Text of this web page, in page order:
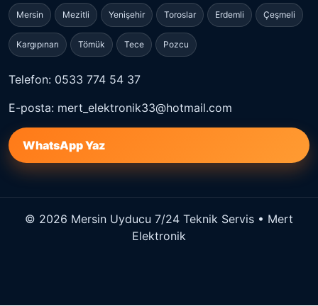
Mersin Mezitli Yenişehir Toroslar Erdemli Çeşmeli
Kargıpınarı Tömük Tece Pozcu
Telefon: 0533 774 54 37
E-posta: mert_elektronik33@hotmail.com
WhatsApp Yaz
© 2026 Mersin Uyducu 7/24 Teknik Servis • Mert
Elektronik